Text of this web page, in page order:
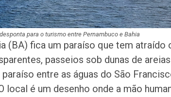
para o turismo entre Pernambuco e Bahia
(BA) fica um paraíso que tem atraído
passeios sob dunas de areias
entre as águas do São
local é um desenho onde a mão
Mulher é
companheiro é
violência